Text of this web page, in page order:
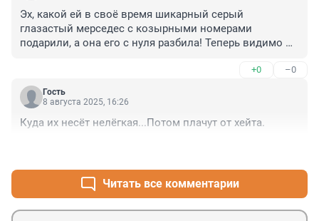
Эх, какой ей в своё время шикарный серый
глазастый мерседес с козырными номерами
подарили, а она его с нуля разбила! Теперь видимо
+0 –0
Гость
8 августа 2025, 16:26
Куда их несёт нелёгкая...Потом плачут от хейта.
Читать все комментарии